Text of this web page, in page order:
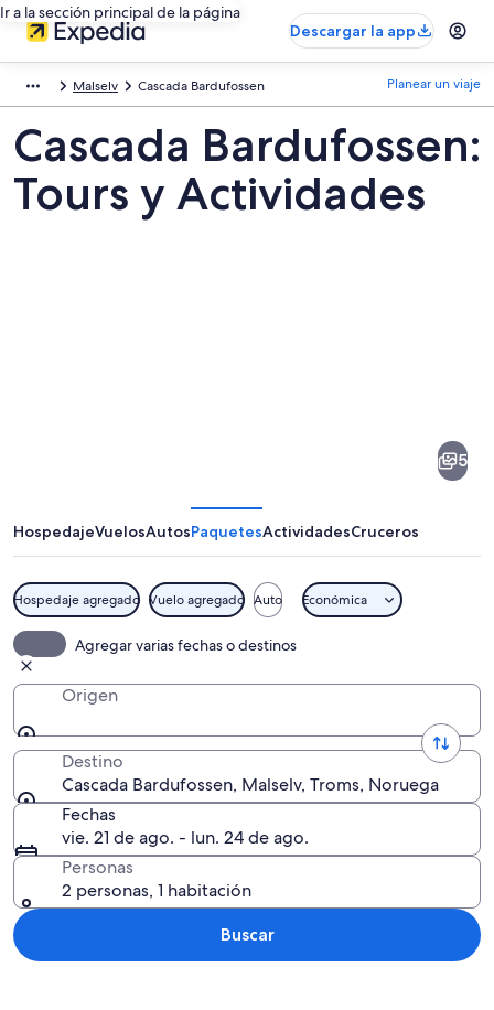
Ir a la sección principal de la página
Descargar la app
Malselv Cascada Bardufossen Planear un viaje
Cascada Bardufossen:
Tours y Actividades
5
HospedajeVuelosAutosPaquetesActividadesCruceros
Hospedaje agregado Vuelo agregado Auto Económica
Agregar varias fechas o destinos
Origen
Destino
Cascada Bardufossen, Malselv, Troms, Noruega
Fechas
vie. 21 de ago. - lun. 24 de ago.
Personas
2 personas, 1 habitación
Buscar